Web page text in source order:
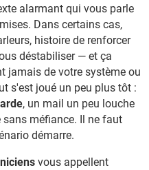
alarmant qui vous parle
Dans certains cas,
histoire de renforcer
déstabiliser — et ça
jamais de votre système ou
s'est joué un peu plus tôt :
, un mail un peu louche
méfiance. Il ne faut
démarre.
vous appellent